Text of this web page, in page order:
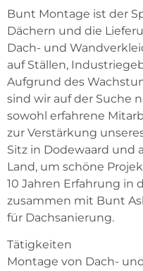
Bunt Montage ist der
Dächern und die
Dach- und
auf Ställen,
Aufgrund des
sind wir auf der Suche
sowohl erfahrene
zur Verstärkung
Sitz in Dodewaard und
Land, um schöne
10 Jahren Erfahrung in
zusammen mit Bunt
für Dachsanierung.
Tätigkeiten
Montage von Dach-